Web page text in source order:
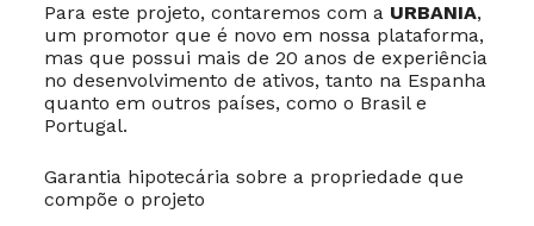
Para este projeto, contaremos com a URBANIA,
um promotor que é novo em nossa plataforma,
mas que possui mais de 20 anos de experiência
no desenvolvimento de ativos, tanto na Espanha
quanto em outros países, como o Brasil e
Portugal.
Garantia hipotecária sobre a propriedade que
compõe o projeto